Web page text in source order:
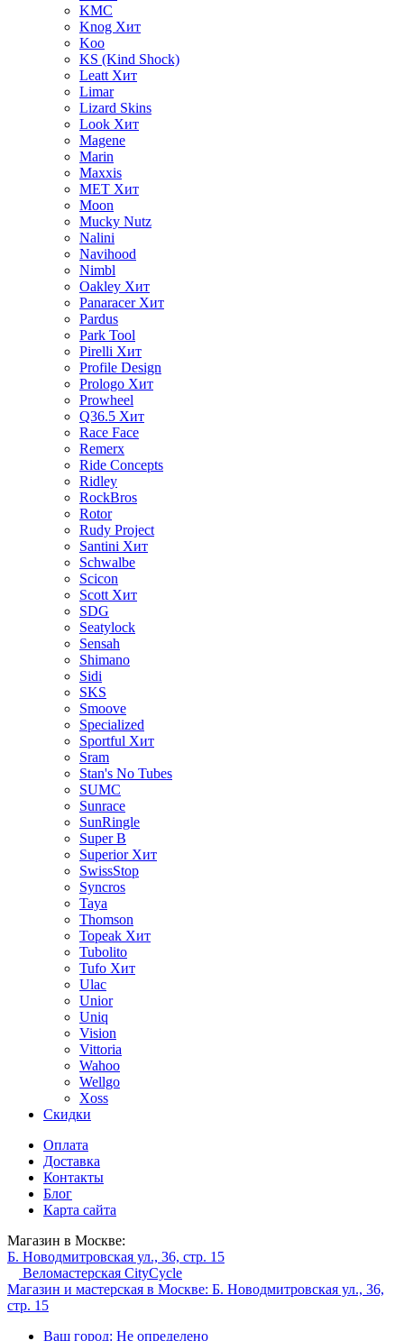
KMC
Knog Хит
Koo
KS (Kind Shock)
Leatt Хит
Limar
Lizard Skins
Look Хит
Magene
Marin
Maxxis
MET Хит
Moon
Mucky Nutz
Nalini
Navihood
Nimbl
Oakley Хит
Panaracer Хит
Pardus
Park Tool
Pirelli Хит
Profile Design
Prologo Хит
Prowheel
Q36.5 Хит
Race Face
Remerx
Ride Concepts
Ridley
RockBros
Rotor
Rudy Project
Santini Хит
Schwalbe
Scicon
Scott Хит
SDG
Seatylock
Sensah
Shimano
Sidi
SKS
Smoove
Specialized
Sportful Хит
Sram
Stan's No Tubes
SUMC
Sunrace
SunRingle
Super B
Superior Хит
SwissStop
Syncros
Taya
Thomson
Topeak Хит
Tubolito
Tufo Хит
Ulac
Unior
Uniq
Vision
Vittoria
Wahoo
Wellgo
Xoss
Скидки
Оплата
Доставка
Контакты
Блог
Карта сайта
Магазин в Москве:
Б. Новодмитровская ул., 36, стр. 15
Веломастерская CityCycle
Магазин и мастерская в Москве: Б. Новодмитровская ул., 36,
стр. 15
Ваш город: Не определено